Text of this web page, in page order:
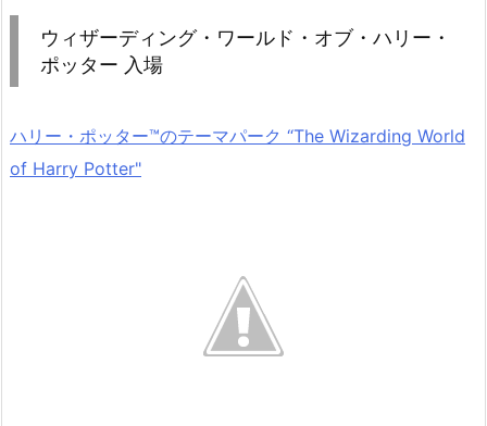
ウィザーディング・ワールド・オブ・ハリー・
ポッター 入場
ハリー・ポッター™のテーマパーク “The Wizarding World
of Harry Potter"